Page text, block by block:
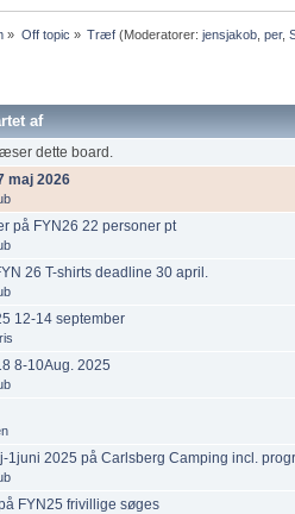
» Off topic » Træf (Moderatorer:jensjakob ,per,
af
dette board.
maj 2026
på FYN26 22 personer pt
26 T-shirts deadline 30 april.
12-14 september
8-10Aug. 2025
1juni 2025 på Carlsberg Camping incl.
FYN25 frivillige søges